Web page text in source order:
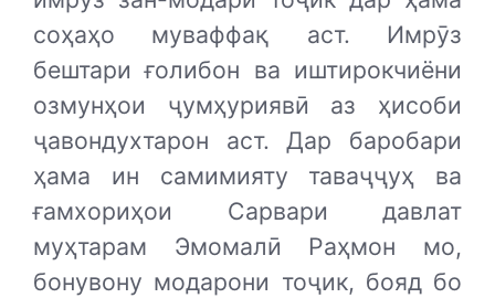
соҳаҳо муваффақ аст. Имрӯз
бештари ғолибон ва иштирокчиёни
озмунҳои ҷумҳуриявӣ аз ҳисоби
ҷавондухтарон аст. Дар баробари
ҳама ин самимияту таваҷҷуҳ ва
ғамхориҳои Сарвари давлат
муҳтарам Эмомалӣ Раҳмон мо,
бонувону модарони тоҷик, бояд бо